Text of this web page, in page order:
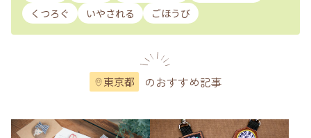
くつろぐ
いやされる ごほうび
東京都 のおすすめ記事